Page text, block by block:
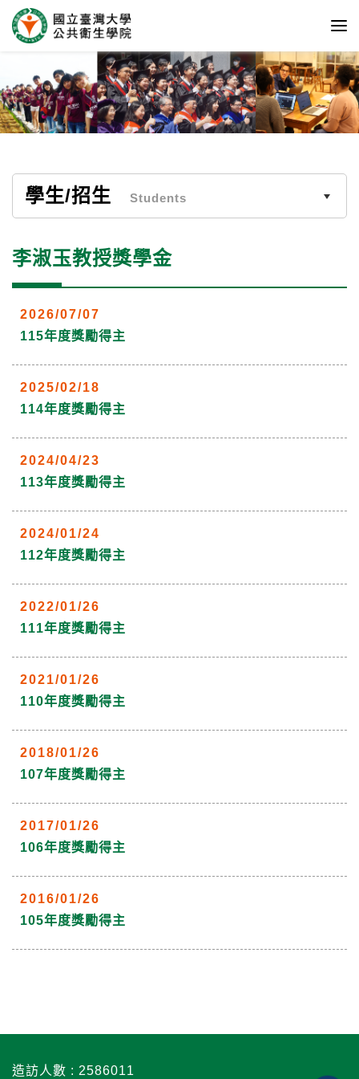
學生/招生 Students
李淑玉教授獎學金
2026/07/07
115年度獎勵得主
2025/02/18
114年度獎勵得主
2024/04/23
113年度獎勵得主
2024/01/24
112年度獎勵得主
2022/01/26
111年度獎勵得主
2021/01/26
110年度獎勵得主
2018/01/26
107年度獎勵得主
2017/01/26
106年度獎勵得主
2016/01/26
105年度獎勵得主
造訪人數 : 2586011